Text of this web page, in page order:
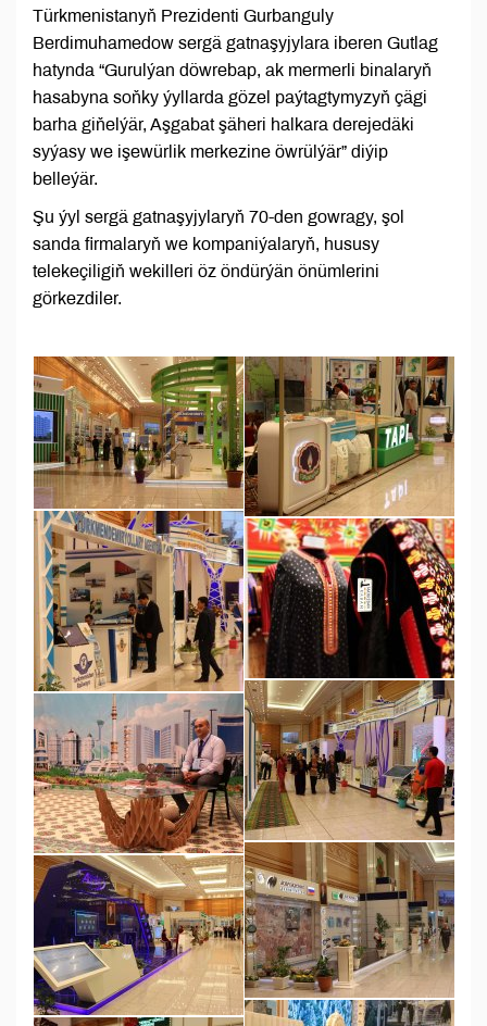
Türkmenistanyň Prezidenti Gurbanguly
Berdimuhamedow sergä gatnaşyjylara iberen Gutlag
hatynda “Gurulýan döwrebap, ak mermerli binalaryň
hasabyna soň­ky ýyllarda gözel paýtagtymyzyň çägi
barha gi­ňelýär, Aşgabat şäheri halkara derejedäki
syýasy we işewürlik merkezine öwrülýär” diýip
belleýär.
Şu ýyl sergä gatnaşyjylaryň 70-den gowragy, şol
sanda firmalaryň we kompaniýalaryň, hususy
telekeçiligiň wekilleri öz öndürýän önümlerini
görkezdiler.